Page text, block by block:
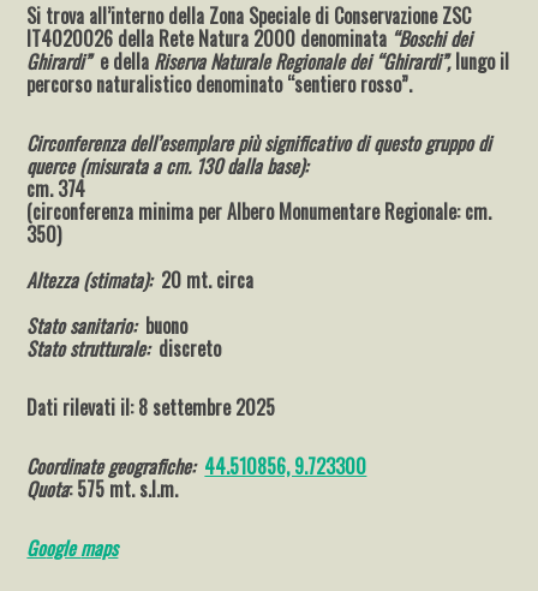
Si trova all’interno della Zona Speciale di Conservazione ZSC
IT4020026 della Rete Natura 2000 denominata “Boschi dei
Ghirardi”e della Riserva Naturale Regionale dei “Ghirardi”,lungo il
percorso naturalistico denominato “sentiero rosso”.
Circonferenza dell’esemplare più significativo di questo gruppo di
querce (misurata a cm. 130 dalla base):
cm. 374
(circonferenza minima per Albero Monumentare Regionale: cm.
350)
Altezza (stimata): 20 mt. circa
Stato sanitario: buono
Stato strutturale: discreto
Dati rilevati il: 8 settembre 2025
Coordinate geografiche: 44.510856, 9.723300
Quota: 575 mt. s.l.m.
Googlemaps